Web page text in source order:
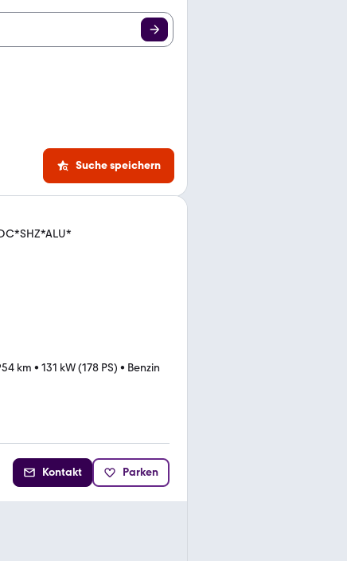
Suche speichern
km • 131 kW (178 PS) • Benzin
Kontakt Parken